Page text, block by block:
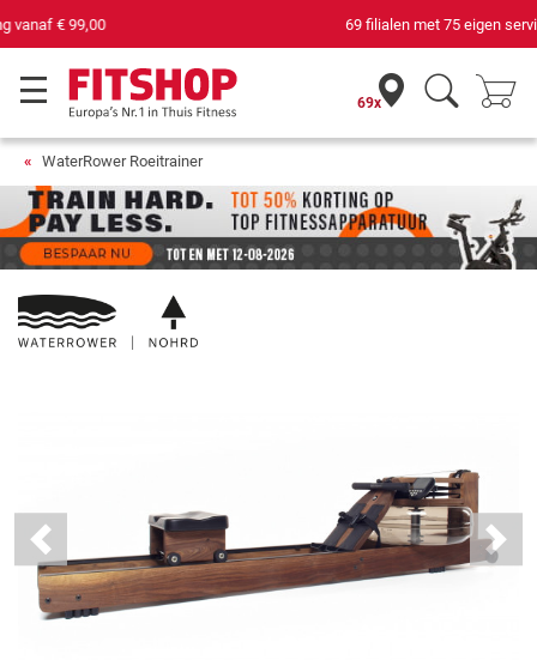
69 filialen met 75 eigen servicemonteurs
69x
WaterRower Roeitrainer
Previous Next